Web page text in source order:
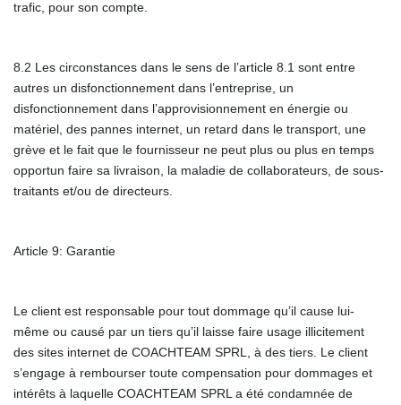
trafic, pour son compte.
8.2 Les circonstances dans le sens de l’article 8.1 sont entre
autres un disfonctionnement dans l’entreprise, un
disfonctionnement dans l’approvisionnement en énergie ou
matériel, des pannes internet, un retard dans le transport, une
grève et le fait que le fournisseur ne peut plus ou plus en temps
opportun faire sa livraison, la maladie de collaborateurs, de sous-
traitants et/ou de directeurs.
Article 9: Garantie
Le client est responsable pour tout dommage qu’il cause lui-
même ou causé par un tiers qu’il laisse faire usage illicitement
des sites internet de COACHTEAM SPRL, à des tiers. Le client
s’engage à rembourser toute compensation pour dommages et
intérêts à laquelle COACHTEAM SPRL a été condamnée de